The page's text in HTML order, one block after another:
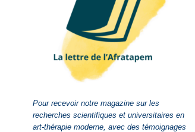
Pour recevoir notre magazine sur les
recherches scientifiques et universitaires en
art-thérapie moderne, avec des témoignages